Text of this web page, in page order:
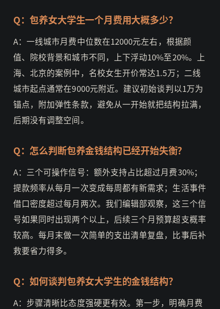
Q：包养女大学生一个月费用大概多少？
A：一线城市月费中位数在12000元左右，根据颜
值、院校背景和城市不同，上下浮动10%至20%。上
海、北京的案例中，名校女生开价常达1.5万；二线
城市起点通常在9000元附近。建议初始谈判以1万为
锚点，附加弹性条款，避免从一开始就把结构拉满，
后期没有调整空间。
Q：怎么判断包养金钱结构已经开始失衡？
A：三个可操作信号：额外支持占比超过月费30%；
提款频率从每月一次变成每周都有新需求；生活事件
借口密度超过每月两次。我们编辑部观察，这三个信
号如果同时出现两个以上，后续三个月预算超支概率
较高。每月末做一次简单的支出清单复盘，比事后补
救要省力得多。
Q：如何谈判包养女大学生的金钱结构？
A：步骤清晰比态度强硬更有效。第一步，明确月费